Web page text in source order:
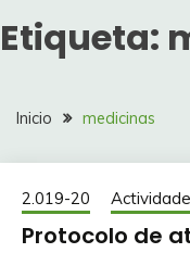
Etiqueta:
Inicio medicinas
2.019-20
Protocolo de